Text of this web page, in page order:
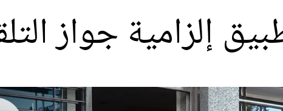
إلزامية جواز